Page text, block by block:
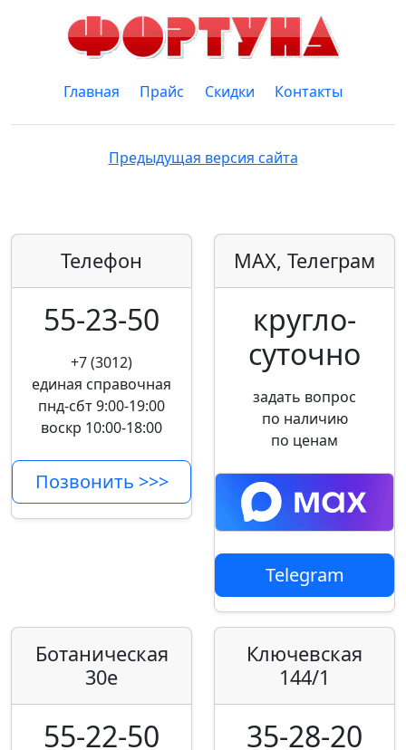
Главная Прайс Скидки Контакты
Предыдущая версия сайта
Телефон
55-23-50
+7 (3012)
единая справочная
пнд-сбт 9:00-19:00
воскр 10:00-18:00
Позвонить >>>
MAX, Телеграм
кругло­
суточно
задать вопрос
по наличию
по ценам
Telegram
Ботаническая
30е
55-22-50
Ключевская
144/1
35-28-20